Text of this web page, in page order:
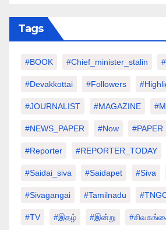
Tags
#BOOK #chief_minister_stalin
#devakkottai #followers
#JOURNALIST #MAGAZINE
#NEWS_PAPER #Now #PAPER
#Reporter #REPORTER_TODAY
#saidai_siva #saidapet #Siva
#sivagangai #tamilnadu
#TV #இதழ் #இன்று